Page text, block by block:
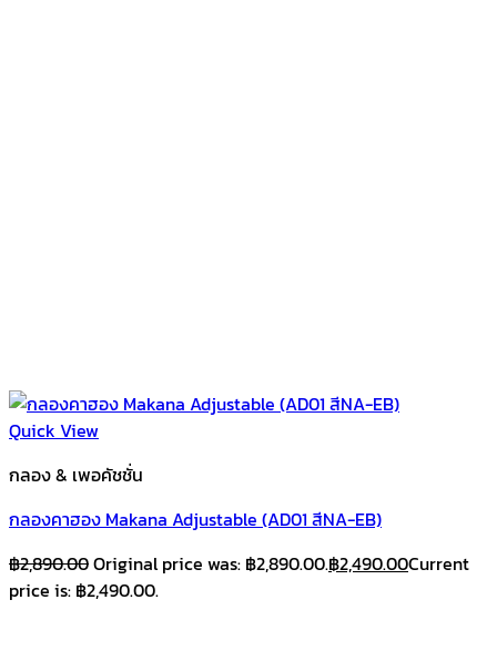
Quick View
กลอง & เพอคัชชั่น
กลองคาฮอง Makana Adjustable (AD01 สีNA-EB)
฿2,890.00Original price was: ฿2,890.00.฿2,490.00Current
price is: ฿2,490.00.